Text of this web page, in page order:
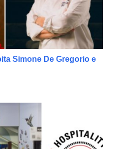
Simone De Gregorio e